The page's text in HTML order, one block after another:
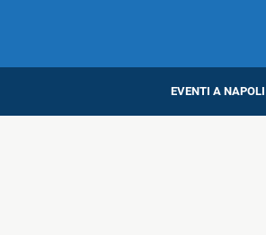
EVENTI A NAPOLI